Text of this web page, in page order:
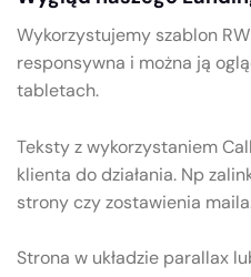
Wykorzystujemy szablon
responsywna i można ją
tabletach.
Teksty z wykorzystaniem
klienta do działania. Np
strony czy zostawienia
Strona w układzie parallax